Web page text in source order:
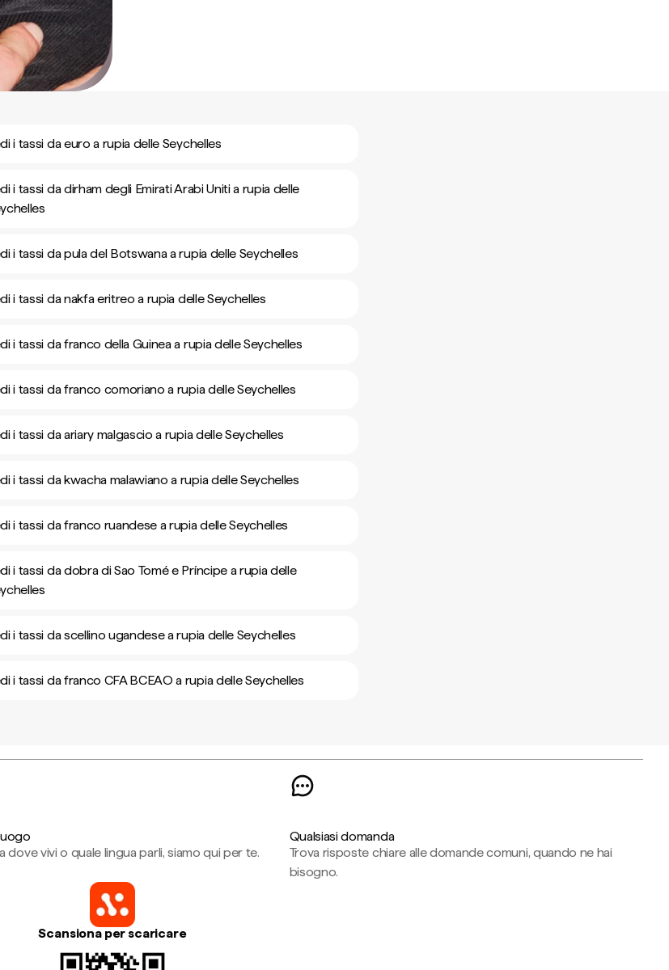
i tassi da euro a rupia delle Seychelles
i tassi da dirham degli Emirati Arabi Uniti a rupia delle
i tassi da pula del Botswana a rupia delle Seychelles
i tassi da nakfa eritreo a rupia delle Seychelles
i tassi da franco della Guinea a rupia delle Seychelles
i tassi da franco comoriano a rupia delle Seychelles
i tassi da ariary malgascio a rupia delle Seychelles
i tassi da kwacha malawiano a rupia delle Seychelles
i tassi da franco ruandese a rupia delle Seychelles
i tassi da dobra di Sao Tomé e Príncipe a rupia delle
i tassi da scellino ugandese a rupia delle Seychelles
i tassi da franco CFA BCEAO a rupia delle Seychelles
dove vivi o quale lingua parli, siamo qui per te.
Qualsiasi domanda
Trova risposte chiare alle domande comuni, quando ne hai
bisogno.
Scansiona per scaricare